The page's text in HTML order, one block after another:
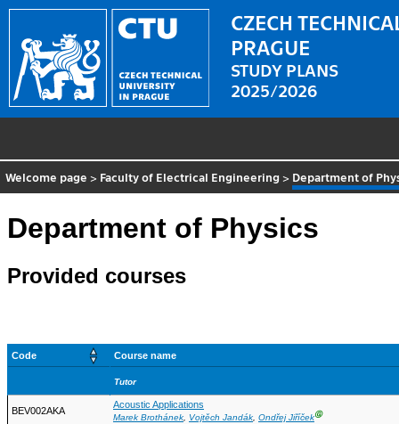
CZECH
PRAGUE
STUDY PLANS
2025/2026
Welcome page > Faculty of Electrical Engineering > Department of
Department of Physics
Provided courses
Code Course name
Tutor
BEV002AKA
Acoustic Applications
Marek Brothánek, Vojtěch Jandák, Ondřej JiříčekⒼ